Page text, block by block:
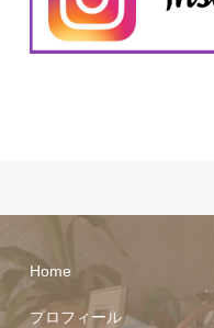
Home
プロフィール